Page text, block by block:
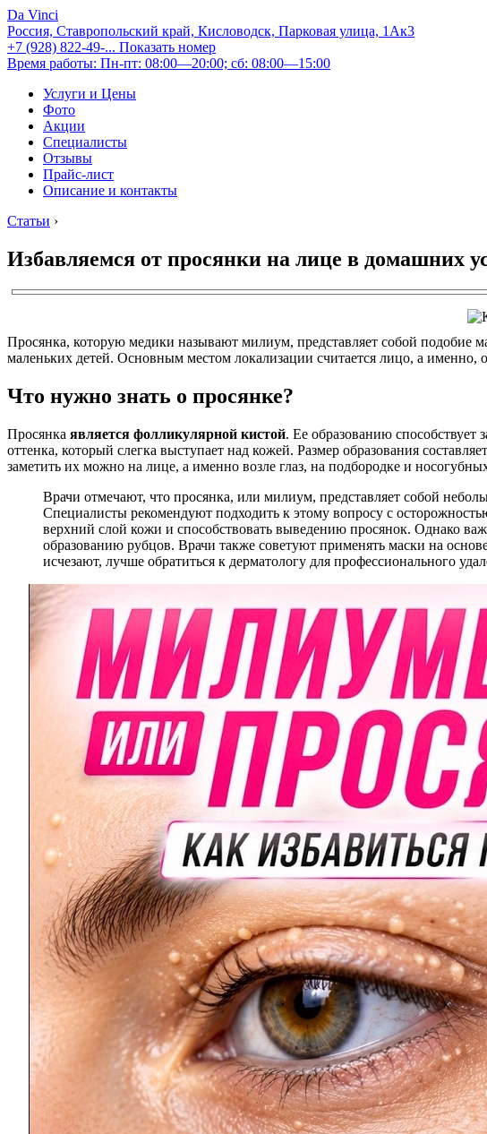
Da Vinci
Россия, Ставропольский край, Кисловодск, Парковая улица, 1Ак3
+7 (928) 822-49-... Показать номер
Время работы: Пн-пт: 08:00—20:00; сб: 08:00—15:00
Услуги и Цены
Фото
Акции
Специалисты
Отзывы
Прайс-лист
Описание и контакты
Статьи ›
Избавляемся от просянки на лице в домашних
Просянка, которую медики называют милиум, представляет собой
маленьких детей. Основным местом локализации считается лицо, а именно,
Что нужно знать о просянке?
Просянка является фолликулярной кистой. Ее образованию
оттенка, который слегка выступает над кожей. Размер образования
заметить их можно на лице, а именно возле глаз, на подбородке и
Врачи отмечают, что просянка, или милиум, представляет собой
Специалисты рекомендуют подходить к этому вопросу с
верхний слой кожи и способствовать выведению просянок. Однако
образованию рубцов. Врачи также советуют применять маски на
исчезают, лучше обратиться к дерматологу для профессионального